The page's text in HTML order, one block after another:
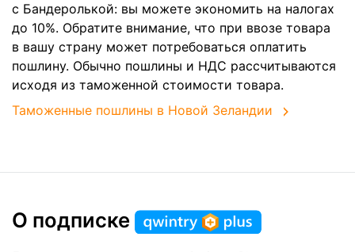
с Бандеролькой: вы можете экономить на налогах
до 10%. Обратите внимание, что при ввозе товара
в вашу страну может потребоваться оплатить
пошлину. Обычно пошлины и НДС рассчитываются
исходя из таможенной стоимости товара.
Таможенные пошлины в Новой Зеландии
О подписке